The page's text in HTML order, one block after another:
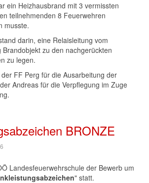
ein Heizhausbrand mit 3 vermissten
teilnehmenden 8 Feuerwehren
musste.
darin, eine Relaisleitung vom
Brandobjekt zu den nachgerückten
zu legen.
der FF Perg für die Ausarbeitung der
Andreas für die Verpflegung im Zuge
.
BRONZE
Landesfeuerwehrschule der Bewerb um
" statt.